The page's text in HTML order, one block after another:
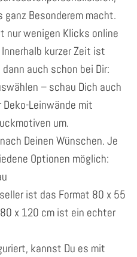
Besonderem macht.
nur wenigen Klicks online
kurzer Zeit ist
auch schon bei Dir:
– schau Dich auch
Leinwände mit
um.
Deinen Wünschen. Je
Optionen möglich:
ist das Format 80 x 55
x 120 cm ist ein echter
kannst Du es mit